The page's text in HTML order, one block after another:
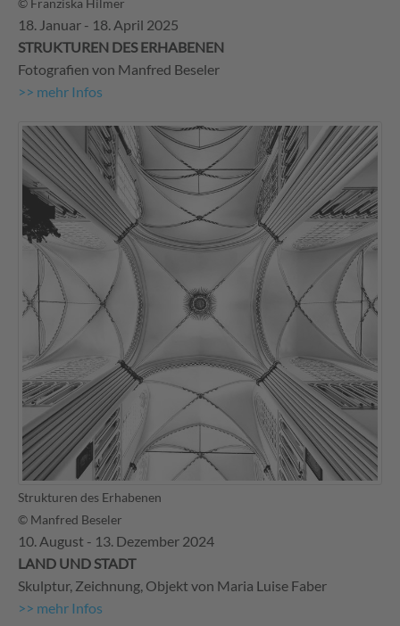
18. Januar - 18. April 2025
STRUKTUREN DES ERHABENEN
Fotografien von Manfred Beseler
>> mehr Infos
Strukturen des Erhabenen
© Manfred Beseler
10. August - 13. Dezember 2024
LAND UND STADT
Skulptur, Zeichnung, Objekt von Maria Luise Faber
>> mehr Infos